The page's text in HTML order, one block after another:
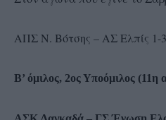
ΑΠΣ Ν. Βότσης – ΑΣ Ελπίς 1-3
Β’ όμιλος, 2ος Υποόμιλος (11η